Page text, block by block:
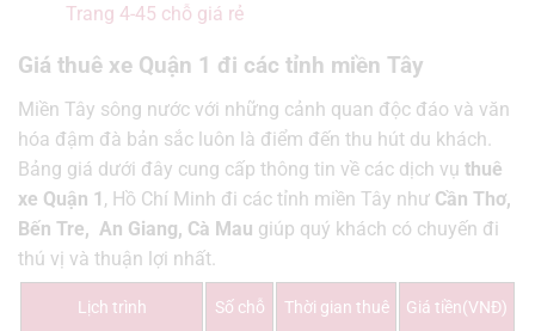
Trang 4-45 chỗ giá rẻ
Giá thuê xe Quận 1 đi các tỉnh miền Tây
Miền Tây sông nước với những cảnh quan độc đáo và văn
hóa đậm đà bản sắc luôn là điểm đến thu hút du khách.
Bảng giá dưới đây cung cấp thông tin về các dịch vụ thuê
xe Quận 1 , Hồ Chí Minh đi các tỉnh miền Tây như Cần Thơ,
Bến Tre, An Giang, Cà Mau giúp quý khách có chuyến đi
thú vị và thuận lợi nhất.
Lịch trình Số chỗ Thời gian thuê Giá tiền(VNĐ)